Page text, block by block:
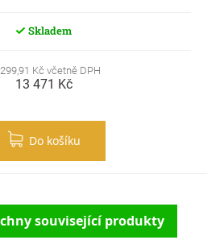
Skladem
Kč včetně DPH
13 471 Kč
Do košíku
související produkty